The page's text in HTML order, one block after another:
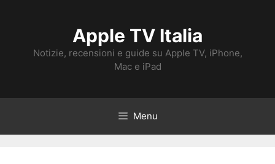
Apple TV Italia
Notizie, recensioni e guide su Apple TV, iPhone,
Mac e iPad
Menu